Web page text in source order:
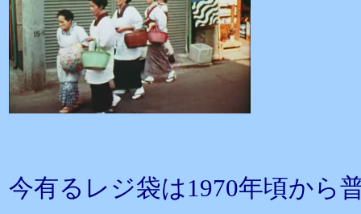
今有るレジ袋は1970年頃から